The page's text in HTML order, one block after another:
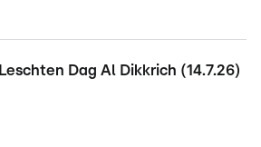
Leschten Dag Al Dikkrich (14.7.26)